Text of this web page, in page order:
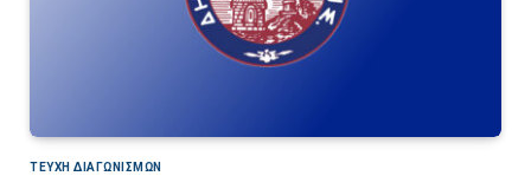
ΤΕΎΧΗ ΔΙΑΓΩΝΙΣΜΏΝ